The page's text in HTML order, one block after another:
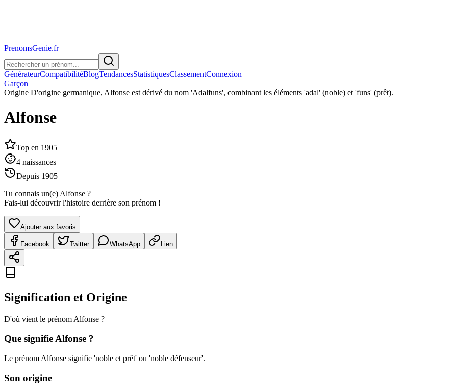
PrenomsGenie.fr
GénérateurCompatibilitéBlogTendancesStatistiquesClassementConnexion
Garçon
Origine D'origine germanique, Alfonse est dérivé du nom 'Adalfuns', combinant les éléments 'adal' (noble) et 'funs' (prêt).
Alfonse
Top en 1905
4 naissances
Depuis 1905
Tu connais un(e) Alfonse ?
Fais-lui découvrir l'histoire derrière son prénom !
Ajouter aux favoris
Facebook Twitter WhatsApp Lien
Signification et Origine
D'où vient le prénom Alfonse ?
Que signifieAlfonse ?
Le prénom Alfonse signifie 'noble et prêt' ou 'noble défenseur'.
Son origine